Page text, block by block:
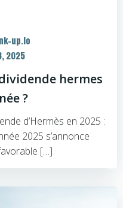
up.io
2025
hermes
?
d’Hermès en 2025 :
2025 s’annonce
[…]